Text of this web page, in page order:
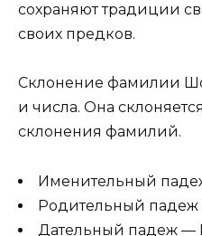
сохраняют традиции
своих предков.
Склонение фамилии
и числа. Она
склонения фамилий.
Именительный
Родительный
Дательный падеж —